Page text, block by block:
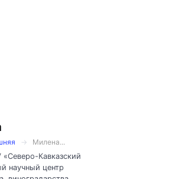
Милена...
Кавказский
научный центр